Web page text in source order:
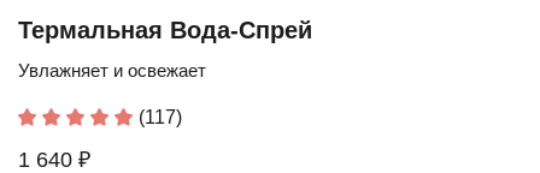
Термальная Вода-Спрей
Увлажняет и освежает
(117)
1 640 ₽